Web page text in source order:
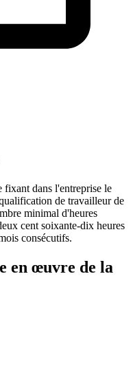
dans l'entreprise le
de travailleur de
minimal d'heures
cent soixante-dix heures
consécutifs.
en œuvre de la